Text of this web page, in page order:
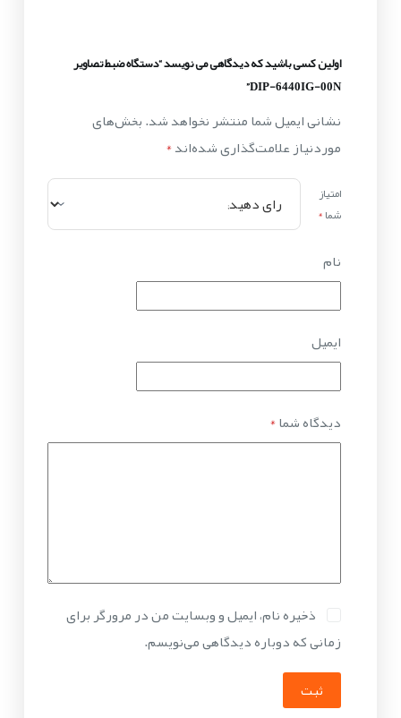
اولین کسی باشید که دیدگاهی می نویسد “دستگاه ضبط تصاویر
DIP-6440IG-00N”
نشانی ایمیل شما منتشر نخواهد شد.بخش‌های
موردنیاز علامت‌گذاری شده‌اند*
امتیاز
شما*
نام
ایمیل
دیدگاه شما*
ذخیره نام، ایمیل و وبسایت من در مرورگر برای
زمانی که دوباره دیدگاهی می‌نویسم.
ثبت